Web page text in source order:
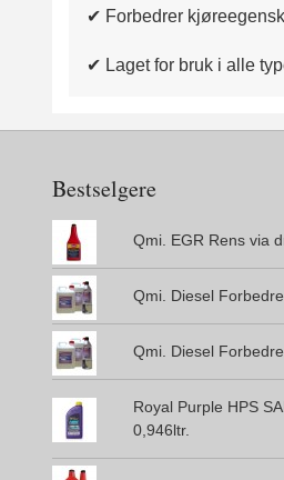
✔ Forbedrer
✔ Laget for bruk i alle
Bestselgere
Qmi. EGR Rens via
Qmi. Diesel
Qmi. Diesel
Royal Purple HPS
0,946ltr.